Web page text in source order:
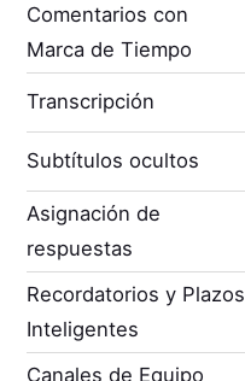
Comentarios con
Marca de Tiempo
Transcripción
Subtítulos ocultos
Asignación de
respuestas
Recordatorios y Plazos
Inteligentes
Canales de Equipo